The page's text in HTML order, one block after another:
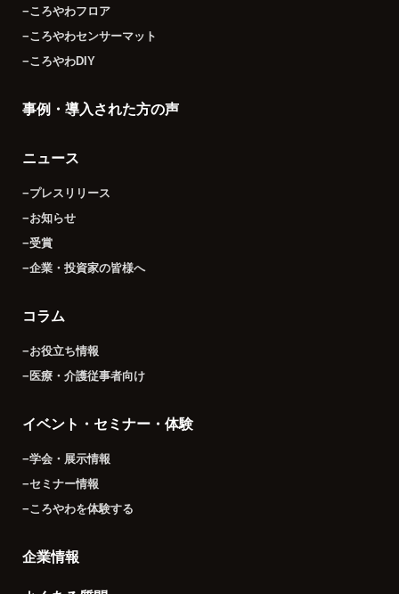
−ころやわフロア
−ころやわセンサーマット
−ころやわDIY
事例・導入された方の声
ニュース
−プレスリリース
−お知らせ
−受賞
−企業・投資家の皆様へ
コラム
−お役立ち情報
−医療・介護従事者向け
イベント・セミナー・体験
−学会・展示情報
−セミナー情報
−ころやわを体験する
企業情報